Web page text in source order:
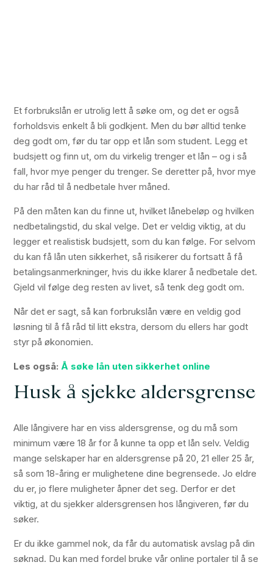
Et forbrukslån er utrolig lett å søke om, og det er også
forholdsvis enkelt å bli godkjent. Men du bør alltid tenke
deg godt om, før du tar opp et lån som student. Legg et
budsjett og finn ut, om du virkelig trenger et lån – og i så
fall, hvor mye penger du trenger. Se deretter på, hvor mye
du har råd til å nedbetale hver måned.
På den måten kan du finne ut, hvilket lånebeløp og hvilken
nedbetalingstid, du skal velge. Det er veldig viktig, at du
legger et realistisk budsjett, som du kan følge. For selvom
du kan få lån uten sikkerhet, så risikerer du fortsatt å få
betalingsanmerkninger, hvis du ikke klarer å nedbetale det.
Gjeld vil følge deg resten av livet, så tenk deg godt om.
Når det er sagt, så kan forbrukslån være en veldig god
løsning til å få råd til litt ekstra, dersom du ellers har godt
styr på økonomien.
Les også: Å søke lån uten sikkerhet online
Husk å sjekke aldersgrense
Alle långivere har en viss aldersgrense, og du må som
minimum være 18 år for å kunne ta opp et lån selv. Veldig
mange selskaper har en aldersgrense på 20, 21 eller 25 år,
så som 18-åring er mulighetene dine begrensede. Jo eldre
du er, jo flere muligheter åpner det seg. Derfor er det
viktig, at du sjekker aldersgrensen hos långiveren, før du
søker.
Er du ikke gammel nok, da får du automatisk avslag på din
søknad. Du kan med fordel bruke vår online portaler til å se